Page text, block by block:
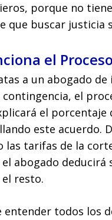
porque no
que buscar justicia
el
a un abogado
el
el
este acuerdo.
las tarifas de la
el abogado
resto.
entender todos los